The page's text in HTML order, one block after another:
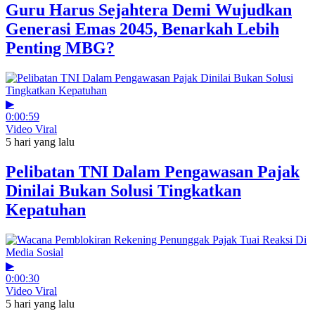
Guru Harus Sejahtera Demi Wujudkan
Generasi Emas 2045, Benarkah Lebih
Penting MBG?
▶
0:00:59
Video Viral
5 hari yang lalu
Pelibatan TNI Dalam Pengawasan Pajak
Dinilai Bukan Solusi Tingkatkan
Kepatuhan
▶
0:00:30
Video Viral
5 hari yang lalu